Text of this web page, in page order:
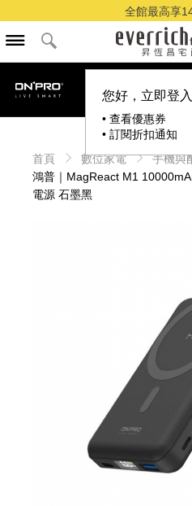
全館最高享
您好，立即登
• 查看優惠券
• 訂閱折扣通知
首頁 數位家電 手機與
鴻普｜MagReact M1
電源 石墨黑